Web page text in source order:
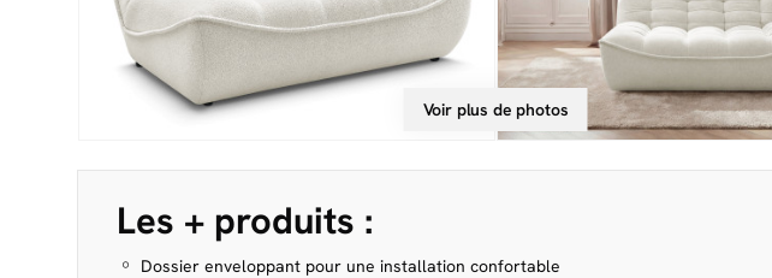
Voir plus de photos
Les + produits :
Dossier enveloppant pour une installation confortable